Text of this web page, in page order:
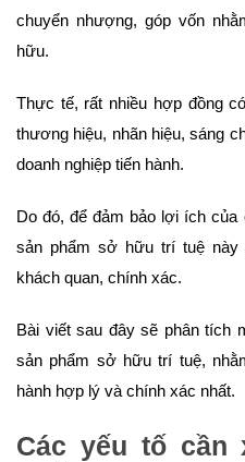
chuyển nhượng, góp vốn
hữu.
Thực tế, rất nhiều hợp đồng
thương hiệu, nhãn hiệu, sáng
doanh nghiệp tiến hành.
Do đó, để đảm bảo lợi ích của
sản phẩm sở hữu trí tuệ
khách quan, chính xác.
Bài viết sau đây sẽ phân tích
sản phẩm sở hữu trí tuệ,
hành hợp lý và chính xác nhất.
Các yếu tố cần